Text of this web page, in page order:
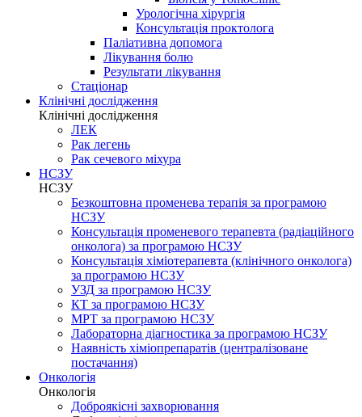
Урологічна хірургія
Консультація проктолога
Паліативна допомога
Лікування болю
Результати лікування
Стаціонар
Клінічні дослідження
Клінічні дослідження
ЛЕК
Рак легень
Рак сечевого міхура
НСЗУ
НСЗУ
Безкоштовна променева терапія за програмою
НСЗУ
Консультація променевого терапевта (радіаційного
онколога) за програмою НСЗУ
Консультація хіміотерапевта (клінічного онколога)
за програмою НСЗУ
УЗД за програмою НСЗУ
КТ за програмою НСЗУ
МРТ за програмою НСЗУ
Лабораторна діагностика за програмою НСЗУ
Наявність хіміопрепаратів (централізоване
постачання)
Онкологія
Онкологія
Доброякісні захворювання